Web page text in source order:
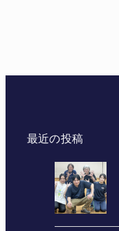
最近の投稿